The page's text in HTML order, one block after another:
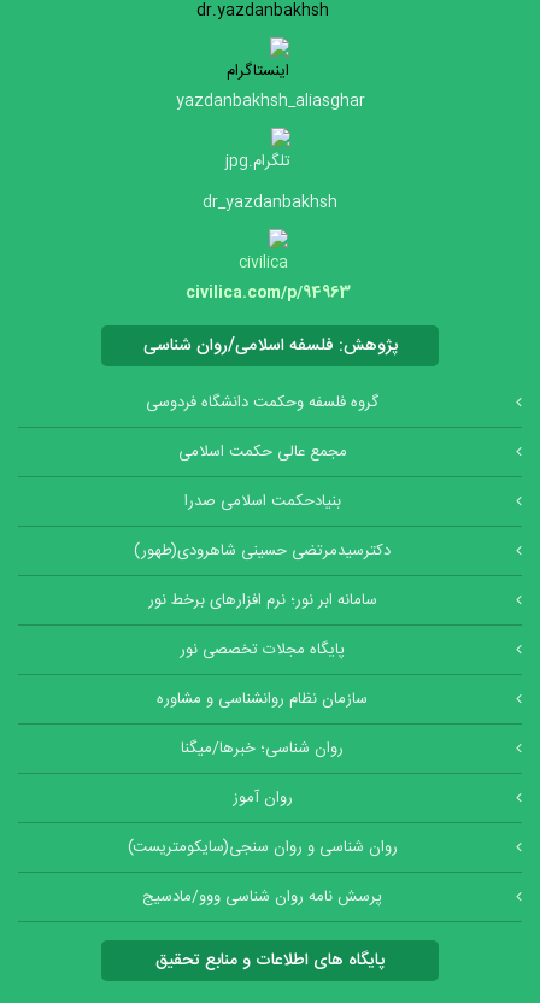
yazdanbakhsh_aliasghar
dr_yazdanbakhsh
civilica.com/p/94963
پژوهش: فلسفه اسلامی/روان شناسی
گروه فلسفه وحکمت دانشگاه فردوسی
مجمع عالی حکمت اسلامی
بنیادحکمت اسلامی صدرا
دکترسیدمرتضی حسینی شاهرودی(طهور)
سامانه ابر نور؛ نرم افزارهای برخط نور
پایگاه مجلات تخصصی نور
سازمان نظام روانشناسی و مشاوره
روان شناسی؛ خبرها/میگنا
روان آموز
روان شناسی و روان سنجی(سایکومتریست)
پرسش نامه روان شناسی ووو/مادسیج
پایگاه های اطلاعات و منابع تحقیق